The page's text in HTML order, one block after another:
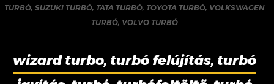
TURBÓ,SUZUKI TURBÓ, TATA TURBÓ, TOYOTA TURBÓ, VOLKSWAGEN
TURBÓ, VOLVO TURBÓ
wizard turbo, turbó felújítás, turbó